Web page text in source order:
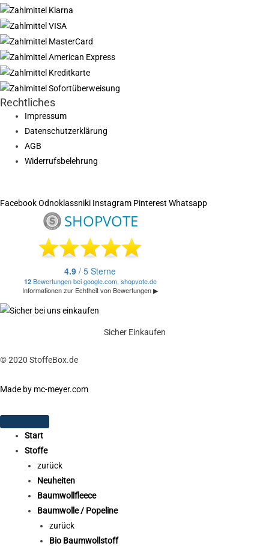
Rechtliches
Impressum
Datenschutzerklärung
AGB
Widerrufsbelehrung
FacebookOdnoklassniki Instagram Pinterest Whatsapp
Sicher Einkaufen
© 2020 StoffeBox.de
Made by mc-meyer.com
Start
Stoffe
zurück
Neuheiten
Baumwollfleece
Baumwolle / Popeline
zurück
Bio Baumwollstoff